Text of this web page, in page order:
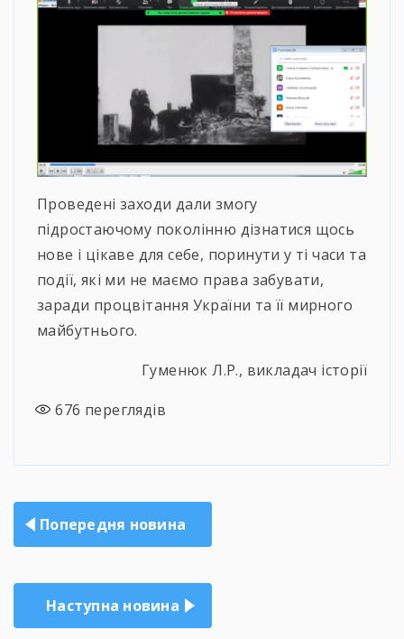
Проведені заходи дали змогу
підростаючому поколінню дізнатися щось
нове і цікаве для себе, поринути у ті часи та
події, які ми не маємо права забувати,
заради процвітання України та її мирного
майбутнього.
Гуменюк Л.Р., викладач історії
676 переглядів
Навігація
записів
Попередня новина
Наступна новина